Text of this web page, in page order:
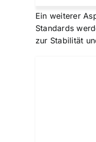
Ein weiterer
Standards
zur Stabilität